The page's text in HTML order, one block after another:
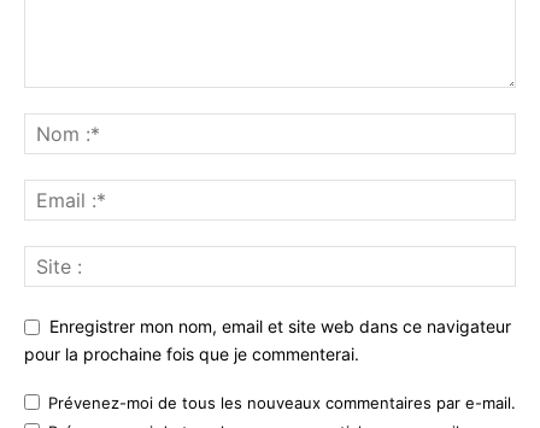
Enregistrer mon nom, email et site web dans ce navigateur
pour la prochaine fois que je commenterai.
Prévenez-moi de tous les nouveaux commentaires par e-mail.